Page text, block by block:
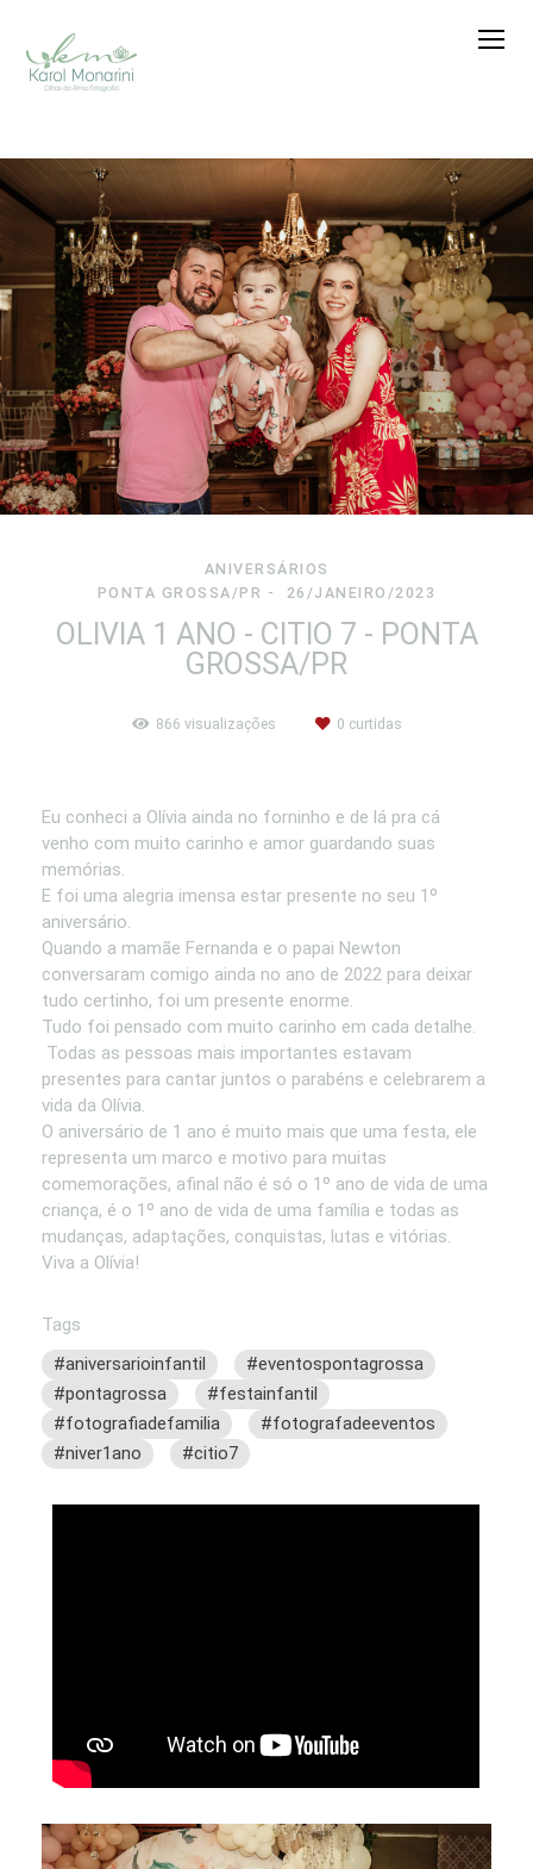
ANIVERSÁRIOS
PONTA GROSSA/PR
26/JANEIRO/2023
OLIVIA 1 ANO - CITIO 7 - PONTA
GROSSA/PR
866 visualizações 0 curtidas
Eu conheci a Olívia ainda no forninho e de lá pra cá
venho com muito carinho e amor guardando suas
memórias.
E foi uma alegria imensa estar presente no seu 1º
aniversário.
Quando a mamãe Fernanda e o papai Newton
conversaram comigo ainda no ano de 2022 para deixar
tudo certinho, foi um presente enorme.
Tudo foi pensado com muito carinho em cada detalhe.
Todas as pessoas mais importantes estavam
presentes para cantar juntos o parabéns e celebrarem a
vida da Olívia.
O aniversário de 1 ano é muito mais que uma festa, ele
representa um marco e motivo para muitas
comemorações, afinal não é só o 1º ano de vida de uma
criança, é o 1º ano de vida de uma família e todas as
mudanças, adaptações, conquistas, lutas e vitórias.
Viva a Olívia!
Tags
#aniversarioinfantil
#eventospontagrossa
#pontagrossa
#festainfantil
#fotografiadefamilia
#fotografadeeventos
#niver1ano
#citio7